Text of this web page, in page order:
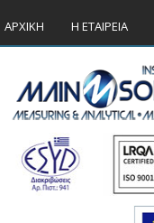
ΑΡΧΙΚΗ Η ΕΤΑΙΡΕΙΑ